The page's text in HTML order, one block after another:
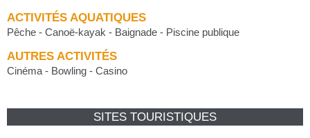
ACTIVITÉS AQUATIQUES
Pêche - Canoë-kayak - Baignade - Piscine publique
AUTRES ACTIVITÉS
Cinéma - Bowling - Casino
SITES TOURISTIQUES